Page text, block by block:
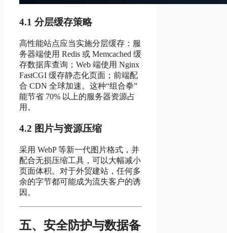
4.1 分层缓存策略
高性能站点应当实施分层缓存：服
务器端使用 Redis 或 Memcached 缓
存数据库查询；Web 端使用 Nginx
FastCGI 缓存静态化页面；前端配
合 CDN 全球加速。这种“组合拳”
能节省 70% 以上的服务器资源占
用。
4.2 图片与资源压缩
采用 WebP 等新一代图片格式，并
配合无损压缩工具，可以大幅减小
页面体积。对于外贸建站，任何多
余的字节都可能成为流失客户的诱
因。
五、安全防护与数据备